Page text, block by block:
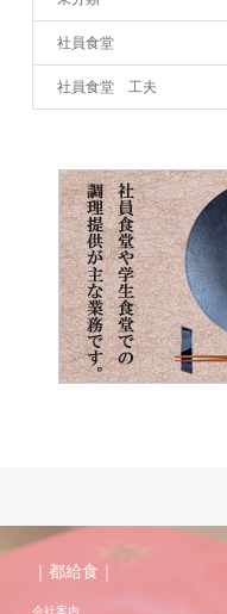
社員食堂
社員食堂 工夫
｜都給食｜
会社案内